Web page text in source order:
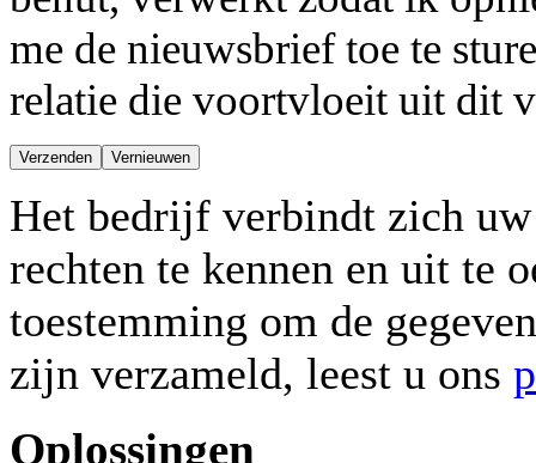
me de nieuwsbrief toe te
relatie die voortvloeit uit dit
Het bedrijf verbindt zich uw
rechten te kennen en uit te
toestemming om de
zijn verzameld, leest u ons
Oplossingen